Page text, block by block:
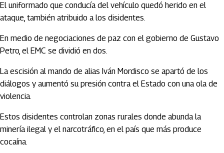
El uniformado que conducía del vehículo quedó herido en el
ataque, también atribuido a los disidentes.
En medio de negociaciones de paz con el gobierno de Gustavo
Petro, el EMC se dividió en dos.
La escisión al mando de alias Iván Mordisco se apartó de los
diálogos y aumentó su presión contra el Estado con una ola de
violencia.
Estos disidentes controlan zonas rurales donde abunda la
minería ilegal y el narcotráfico, en el país que más produce
cocaína.